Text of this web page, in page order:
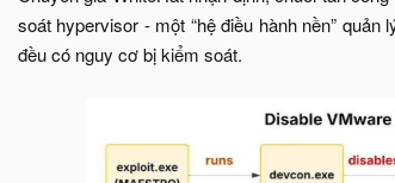
soát hypervisor - một “hệ điều hành nền”
đều có nguy cơ bị kiểm soát.